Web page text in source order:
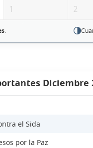
1 2
.
Diciembre
el Sida
por la Paz